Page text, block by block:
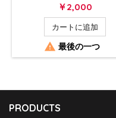
価
格
￥2,000
カートに追加
 最後の一つ
PRODUCTS